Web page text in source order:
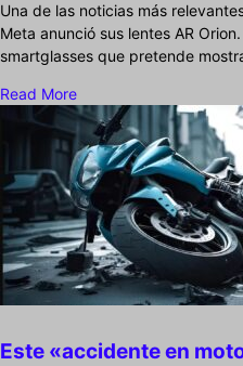
Una de las noticias más
Meta anunció sus lentes AR
smartglasses que pretende
Read More
Este «accidente en